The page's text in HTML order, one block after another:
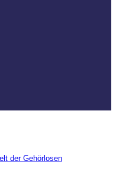
der Gehörlosen